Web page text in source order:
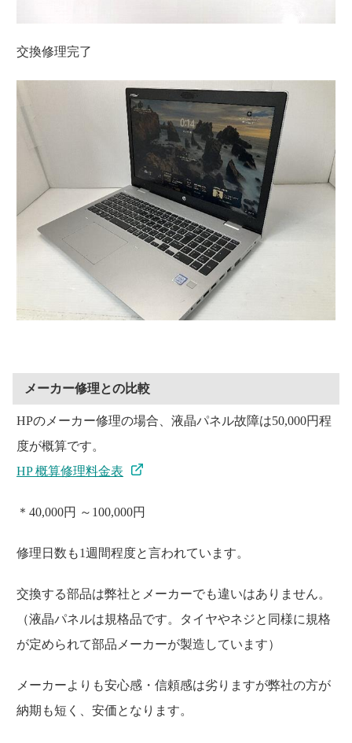
交換修理完了
メーカー修理との比較
HPのメーカー修理の場合、液晶パネル故障は50,000円程
度が概算です。
HP 概算修理料金表
＊40,000円 ～100,000円
修理日数も1週間程度と言われています。
交換する部品は弊社とメーカーでも違いはありません。
（液晶パネルは規格品です。タイヤやネジと同様に規格
が定められて部品メーカーが製造しています）
メーカーよりも安心感・信頼感は劣りますが弊社の方が
納期も短く、安価となります。